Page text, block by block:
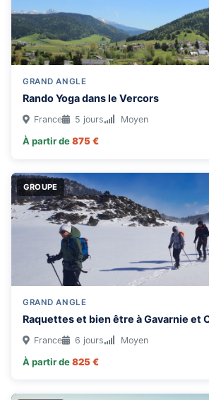
GRAND ANGLE
Rando Yoga dans le Vercors
France 5 jours Moyen
À partir de875 €
GROUPE
GRAND ANGLE
Raquettes et bien être à Gavarnie et
France 6 jours Moyen
À partir de825 €